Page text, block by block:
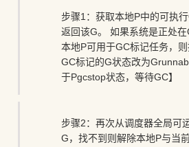
步骤1：获取本地P中的可执
返回该G。 如果系统是正处在
本地P可用于GC标记任务，
GC标记的G状态改为
于Pgcstop状态，等待GC】
步骤2：再次从调度器全局可
G，找不到则解除本地P与当